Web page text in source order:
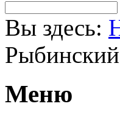
Вы здесь:
Меню